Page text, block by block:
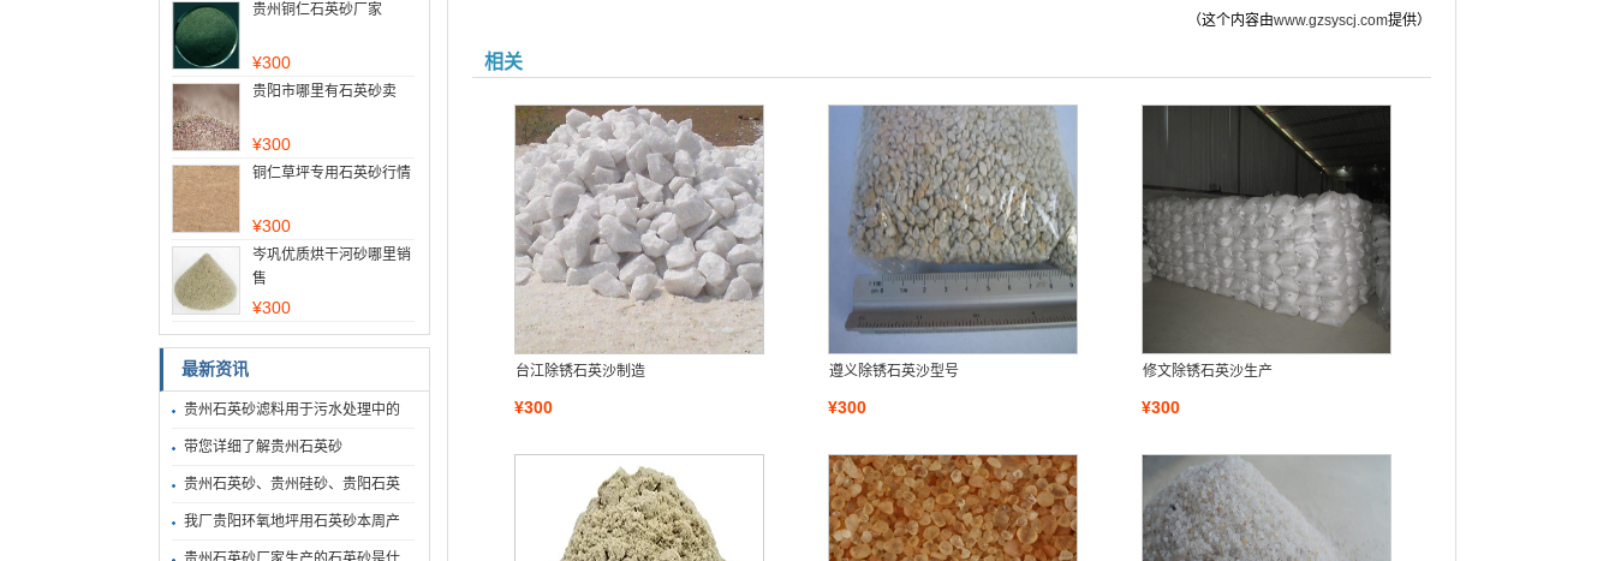
贵州铜仁石英砂厂家
¥300
贵阳市哪里有石英砂卖
¥300
铜仁草坪专用石英砂行情
¥300
岑巩优质烘干河砂哪里销
售
¥300
最新资讯
贵州石英砂滤料用于污水处理中的
带您详细了解贵州石英砂
贵州石英砂、贵州硅砂、贵阳石英
我厂贵阳环氧地坪用石英砂本周产
（这个内容由www.gzsyscj.com提供）
相关
台江除锈石英沙制造
¥300
遵义除锈石英沙型号
¥300
修文除锈石英沙生产
¥300